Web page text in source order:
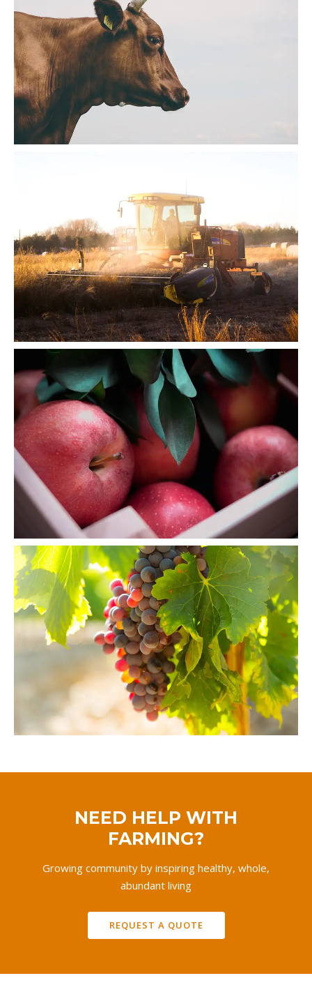
NEED HELP WITH
FARMING?
Growing community by inspiring healthy, whole,
abundant living
REQUEST A QUOTE